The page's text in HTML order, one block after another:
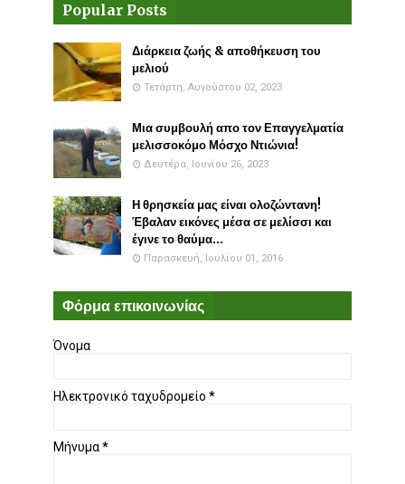
Popular Posts
Διάρκεια ζωής & αποθήκευση του
μελιού
Τετάρτη, Αυγούστου 02, 2023
Μια συμβουλή απο τον Επαγγελματία
μελισσοκόμο Μόσχο Ντιώνια!
Δευτέρα, Ιουνίου 26, 2023
Η θρησκεία μας είναι ολοζώντανη!
Έβαλαν εικόνες μέσα σε μελίσσι και
έγινε το θαύμα...
Παρασκευή, Ιουλίου 01, 2016
Φόρμα επικοινωνίας
Όνομα
Ηλεκτρονικό ταχυδρομείο *
Μήνυμα*